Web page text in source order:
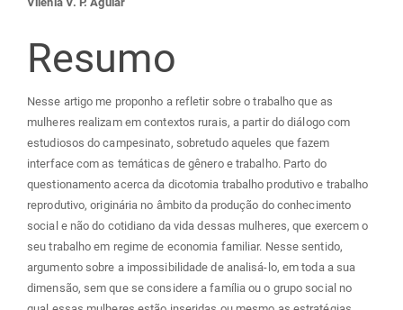
Conteúdo
do
artigo
principal
Resumo
Nesse artigo me proponho a refletir sobre o trabalho que as
mulheres realizam em contextos rurais, a partir do diálogo com
estudiosos do campesinato, sobretudo aqueles que fazem
interface com as temáticas de gênero e trabalho. Parto do
questionamento acerca da dicotomia trabalho produtivo e trabalho
reprodutivo, originária no âmbito da produção do conhecimento
social e não do cotidiano da vida dessas mulheres, que exercem o
seu trabalho em regime de economia familiar. Nesse sentido,
argumento sobre a impossibilidade de analisá-lo, em toda a sua
dimensão, sem que se considere a família ou o grupo social no